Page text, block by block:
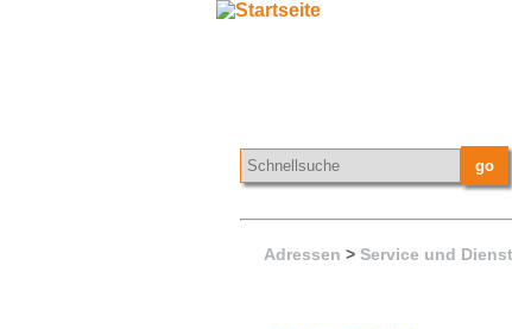
Adressen > Service und